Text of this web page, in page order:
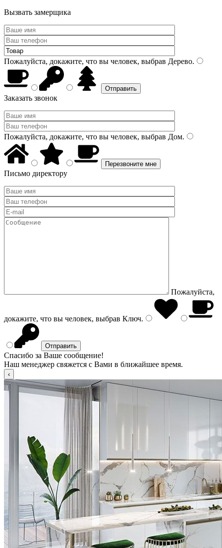
Вызвать замерщика
Пожалуйста, докажите, что вы человек, выбрав Дерево.
Заказать звонок
Пожалуйста, докажите, что вы человек, выбрав Дом.
Письмо директору
Пожалуйста,
докажите, что вы человек, выбрав Ключ.
Спасибо за Ваше сообщение!
Наш менеджер свяжется с Вами в ближайшее время.